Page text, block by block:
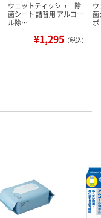
ウェットティッシュ 除
菌シート 詰替用 アルコー
ル除…
¥1,295 （税込）
菌